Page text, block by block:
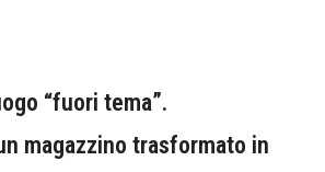
“fuori tema”.
magazzino trasformato in